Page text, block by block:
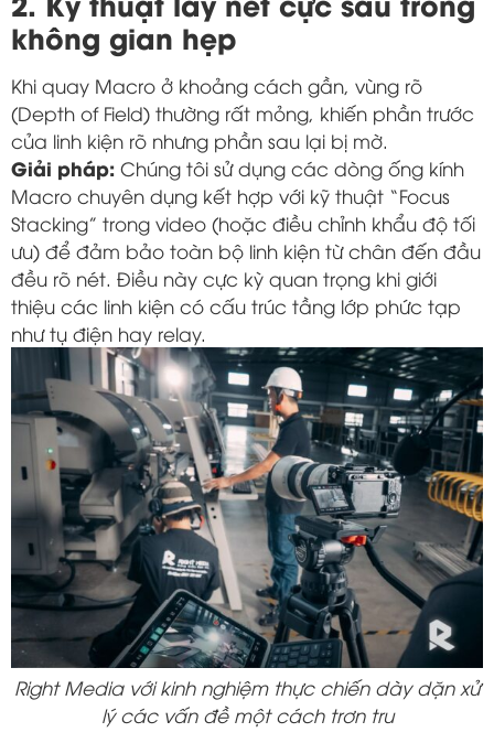
không gian hẹp
Khi quay Macro ở khoảng cách gần, vùng rõ
(Depth of Field) thường rất mỏng, khiến phần trước
của linh kiện rõ nhưng phần sau lại bị mờ.
Giải pháp: Chúng tôi sử dụng các dòng ống kính
Macro chuyên dụng kết hợp với kỹ thuật “Focus
Stacking” trong video (hoặc điều chỉnh khẩu độ tối
ưu) để đảm bảo toàn bộ linh kiện từ chân đến đầu
đều rõ nét. Điều này cực kỳ quan trọng khi giới
thiệu các linh kiện có cấu trúc tầng lớp phức tạp
như tụ điện hay relay.
Right Media với kinh nghiệm thực chiến dày dặn xử
lý các vấn đề một cách trơn tru